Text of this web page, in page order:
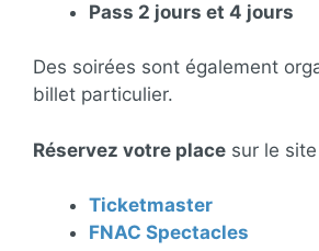
Pass 2 jours et 4 jours
Des soirées sont également
billet particulier.
Réservez votre place sur le
Ticketmaster
FNAC Spectacles